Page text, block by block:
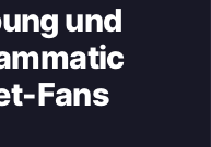
und
Fans